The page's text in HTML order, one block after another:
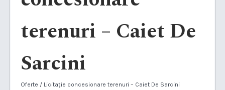
terenuri – Caiet De
Sarcini
Oferte / Licitație concesionare terenuri – Caiet De Sarcini